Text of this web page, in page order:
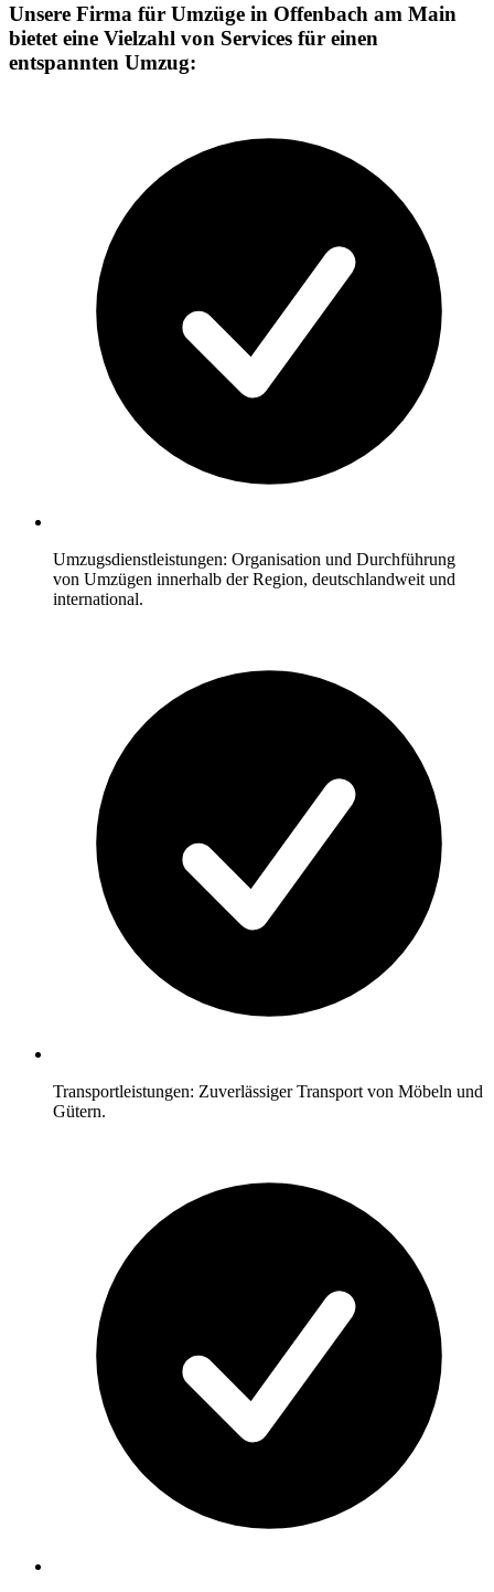
Unsere Firma für Umzüge in Offenbach am Main
bietet eine Vielzahl von Services für einen
entspannten Umzug:
Umzugsdienstleistungen: Organisation und Durchführung
von Umzügen innerhalb der Region, deutschlandweit und
international.
Transportleistungen: Zuverlässiger Transport von Möbeln und
Gütern.